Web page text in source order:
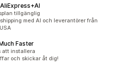
tillgänglig
med AI och leverantörer från
Faster
att installera
och skickar åt dig!